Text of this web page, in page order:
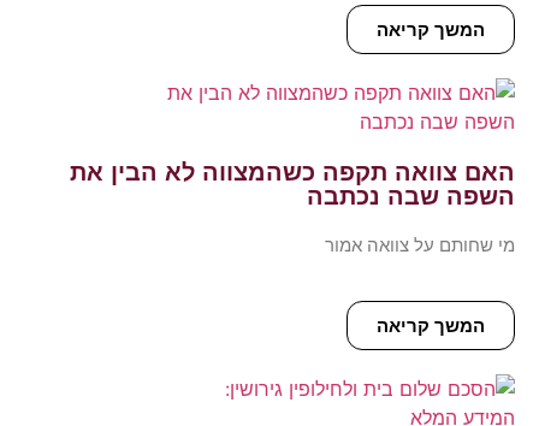
המשך קריאה
האם צוואה תקפה כשהמצווה לא הבין את
השפה שבה נכתבה
מי שחותם על צוואה אמור
המשך קריאה